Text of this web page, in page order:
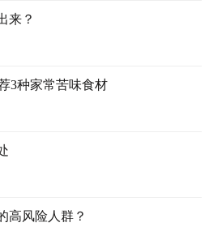
来？
3种家常苦味食材
高风险人群？